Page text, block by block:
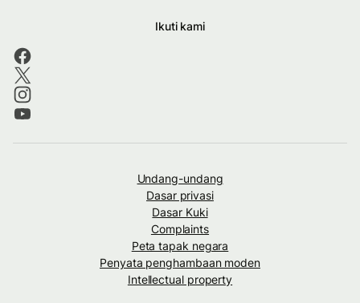
Ikuti kami
Undang-undang
Dasar privasi
Dasar Kuki
Complaints
Peta tapak negara
Penyata penghambaan moden
Intellectual property